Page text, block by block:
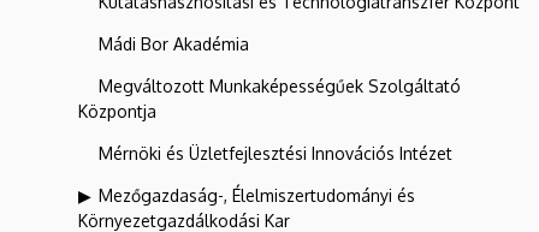
Mádi Bor Akadémia
Megváltozott Munkaképességűek Szolgáltató
Központja
Mérnöki és Üzletfejlesztési Innovációs Intézet
Mezőgazdaság-, Élelmiszertudományi és
Környezetgazdálkodási Kar